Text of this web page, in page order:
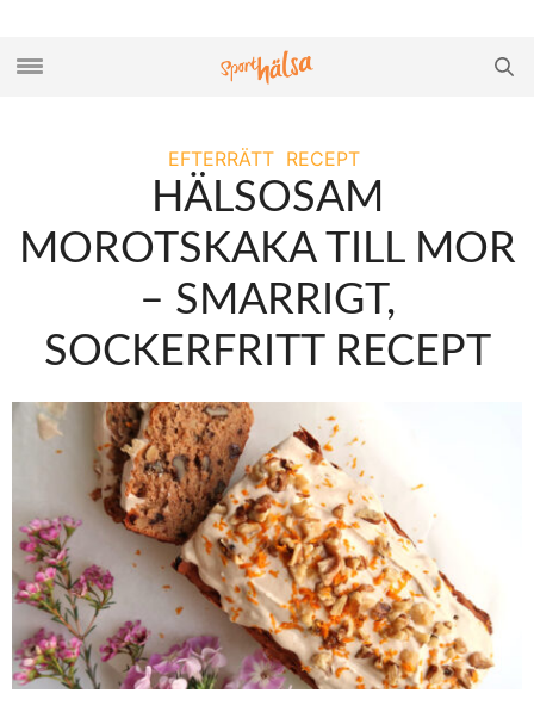
EFTERRÄTT RECEPT
HÄLSOSAM
MOROTSKAKA TILL MOR
– SMARRIGT,
SOCKERFRITT RECEPT